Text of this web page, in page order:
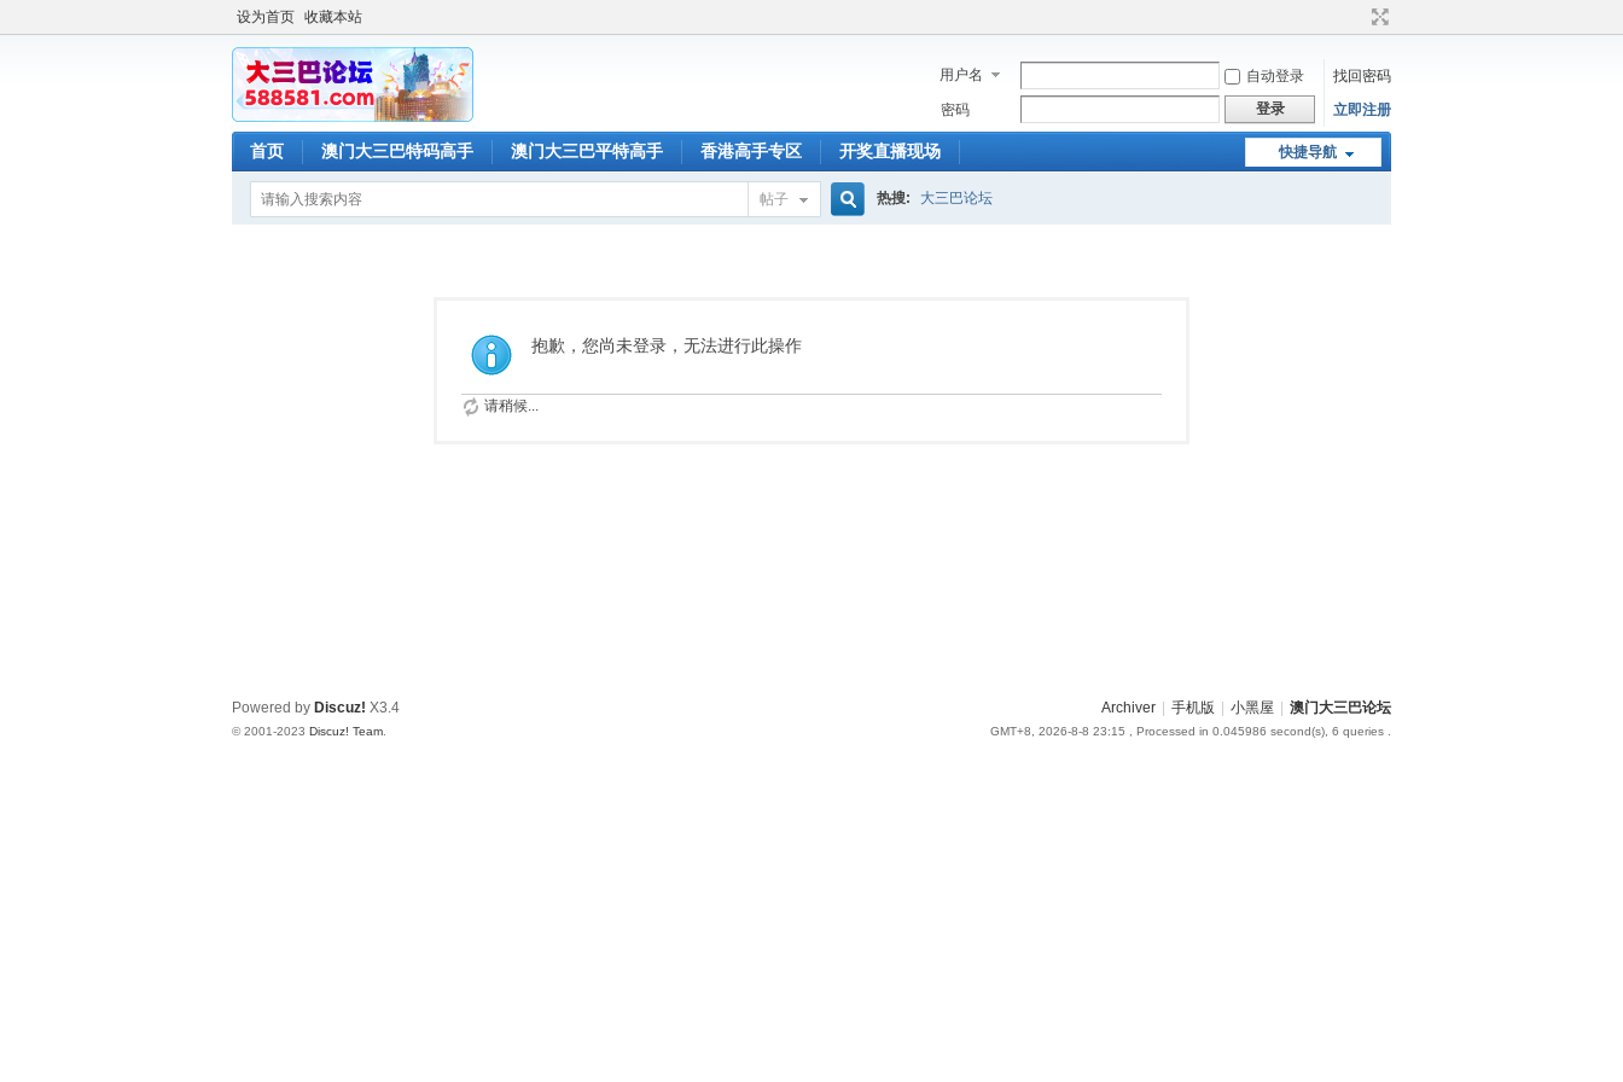
设为首页 收藏本站
用户名 自动登录
找回密码
密码
登录 立即注册
快捷导航
首页 澳门大三巴特码高手 澳门大三巴平特高手 香港高手专区 开奖直播现场
帖子 热搜: 大三巴论坛
抱歉，您尚未登录，无法进行此操作
请稍候...
Archiver 手机版 小黑屋 澳门大三巴论坛
GMT+8, 2026-8-8 23:15 , Processed in 0.045986 second(s), 6 queries .
Powered by Discuz! X3.4
© 2001-2023 Discuz! Team